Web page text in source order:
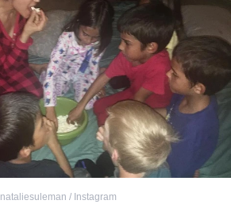
nataliesuleman / Instagram